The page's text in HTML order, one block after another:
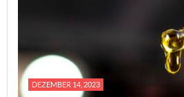
DEZEMBER 14, 2023